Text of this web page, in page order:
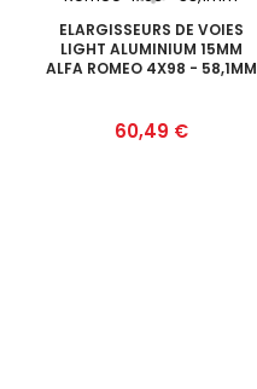
ELARGISSEURS DE VOIES
LIGHT ALUMINIUM 15MM
ALFA ROMEO 4X98 - 58,1MM
Prix
60,49 €